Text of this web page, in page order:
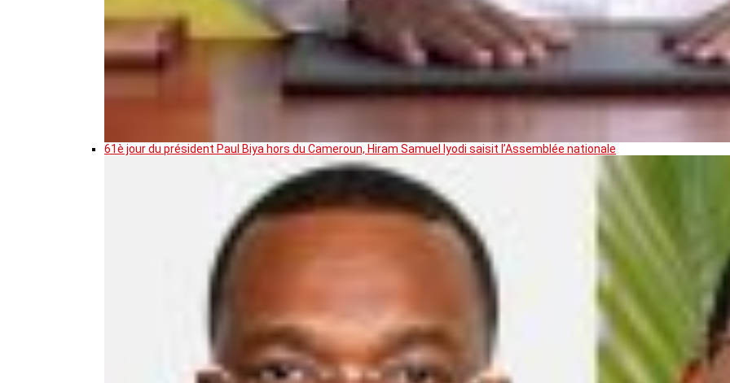
61è jour du président Paul Biya hors du Cameroun, Hiram Samuel Iyodi saisit l’Assemblée nationale